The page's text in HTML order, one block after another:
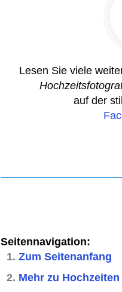
Lesen Sie viele
auf der
Seitennavigation:
Zum Seitenanfang
Mehr zu Hochzeiten